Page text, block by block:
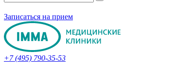
Записаться на прием
+7 (495) 790-35-53